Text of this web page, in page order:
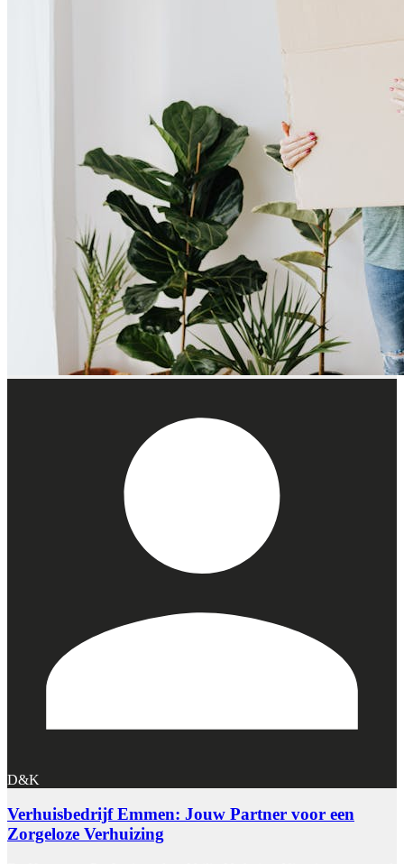
D&K
Verhuisbedrijf Emmen: Jouw Partner voor een
Zorgeloze Verhuizing